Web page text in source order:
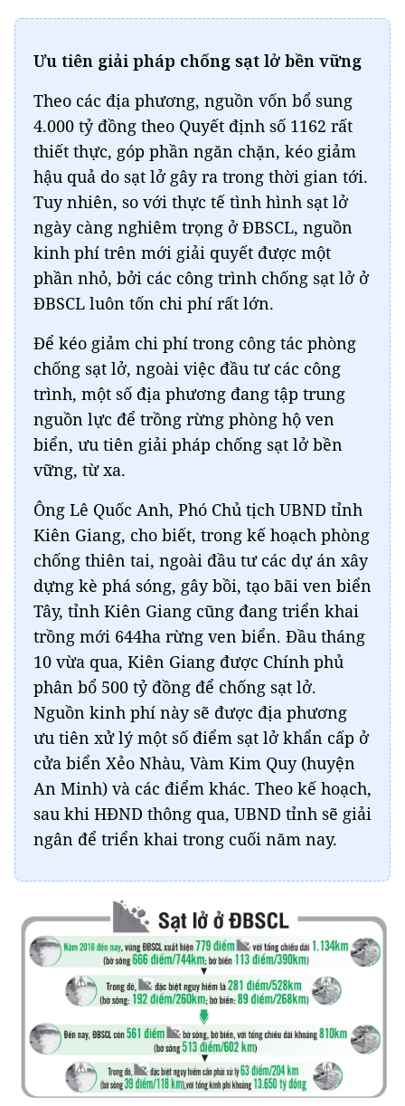
Ưu tiên giải pháp chống sạt lở bền vững
Theo các địa phương, nguồn vốn bổ sung
4.000 tỷ đồng theo Quyết định số 1162 rất
thiết thực, góp phần ngăn chặn, kéo giảm
hậu quả do sạt lở gây ra trong thời gian tới.
Tuy nhiên, so với thực tế tình hình sạt lở
ngày càng nghiêm trọng ở ĐBSCL, nguồn
kinh phí trên mới giải quyết được một
phần nhỏ, bởi các công trình chống sạt lở ở
ĐBSCL luôn tốn chi phí rất lớn.
Để kéo giảm chi phí trong công tác phòng
chống sạt lở, ngoài việc đầu tư các công
trình, một số địa phương đang tập trung
nguồn lực để trồng rừng phòng hộ ven
biển, ưu tiên giải pháp chống sạt lở bền
vững, từ xa.
Ông Lê Quốc Anh, Phó Chủ tịch UBND tỉnh
Kiên Giang, cho biết, trong kế hoạch phòng
chống thiên tai, ngoài đầu tư các dự án xây
dựng kè phá sóng, gây bồi, tạo bãi ven biển
Tây, tỉnh Kiên Giang cũng đang triển khai
trồng mới 644ha rừng ven biển. Đầu tháng
10 vừa qua, Kiên Giang được Chính phủ
phân bổ 500 tỷ đồng để chống sạt lở.
Nguồn kinh phí này sẽ được địa phương
ưu tiên xử lý một số điểm sạt lở khẩn cấp ở
cửa biển Xẻo Nhàu, Vàm Kim Quy (huyện
An Minh) và các điểm khác. Theo kế hoạch,
sau khi HĐND thông qua, UBND tỉnh sẽ giải
ngân để triển khai trong cuối năm nay.